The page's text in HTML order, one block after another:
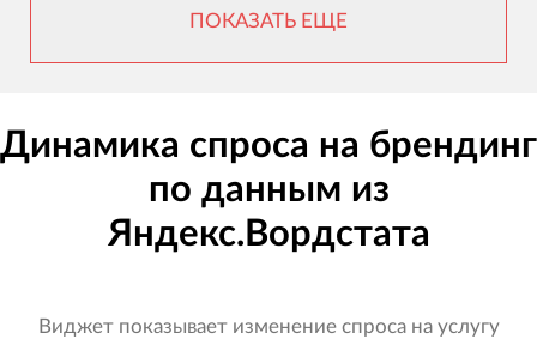
ПОКАЗАТЬ ЕЩЕ
Динамика спроса на брендинг
по данным из
Яндекс.Вордстата
Виджет показывает изменение спроса на услугу